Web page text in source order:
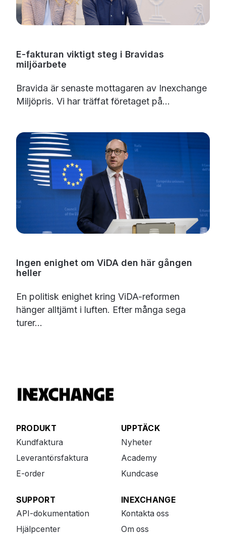
E-fakturan viktigt steg i Bravidas
miljöarbete
Bravida är senaste mottagaren av Inexchange
Miljöpris. Vi har träffat företaget på...
Ingen enighet om ViDA den här gången
heller
En politisk enighet kring ViDA-reformen
hänger alltjämt i luften. Efter många sega
turer...
PRODUKT
Kundfaktura
Leverantörsfaktura
E-order
UPPTÄCK
Nyheter
Academy
Kundcase
SUPPORT
API-dokumentation
Hjälpcenter
INEXCHANGE
Kontakta oss
Om oss